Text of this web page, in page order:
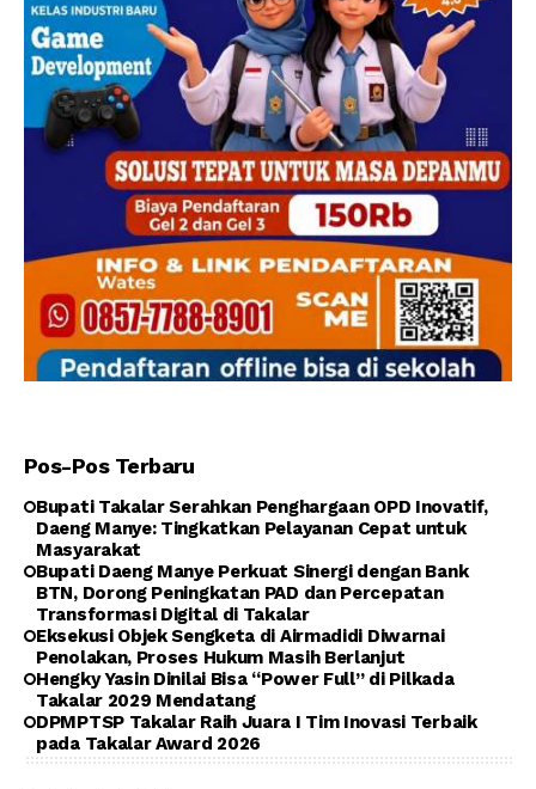
Pos-Pos Terbaru
Bupati Takalar Serahkan Penghargaan OPD Inovatif,
Daeng Manye: Tingkatkan Pelayanan Cepat untuk
Masyarakat
Bupati Daeng Manye Perkuat Sinergi dengan Bank
BTN, Dorong Peningkatan PAD dan Percepatan
Transformasi Digital di Takalar
Eksekusi Objek Sengketa di Airmadidi Diwarnai
Penolakan, Proses Hukum Masih Berlanjut
Hengky Yasin Dinilai Bisa “Power Full” di Pilkada
Takalar 2029 Mendatang
DPMPTSP Takalar Raih Juara I Tim Inovasi Terbaik
pada Takalar Award 2026